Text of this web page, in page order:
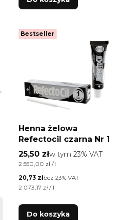
Bestseller
Henna żelowa
Refectocil czarna Nr 1
Cena brutto
25,50 złw tym %s VAT
w tym 23% VAT
Cena jednostkowa brutto
2 550,00 zł / l
Cena netto
20,73 złbez 23% VAT
Cena jednostkowa netto
2 073,17 zł / l
Do koszyka